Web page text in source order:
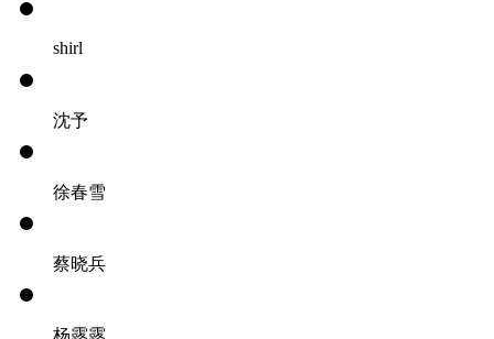
shirl
沈予
徐春雪
蔡晓兵
杨露露